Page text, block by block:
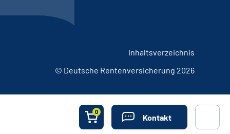
0
Kontakt
Inhaltsverzeichnis
© Deutsche Rentenversicherung 2026